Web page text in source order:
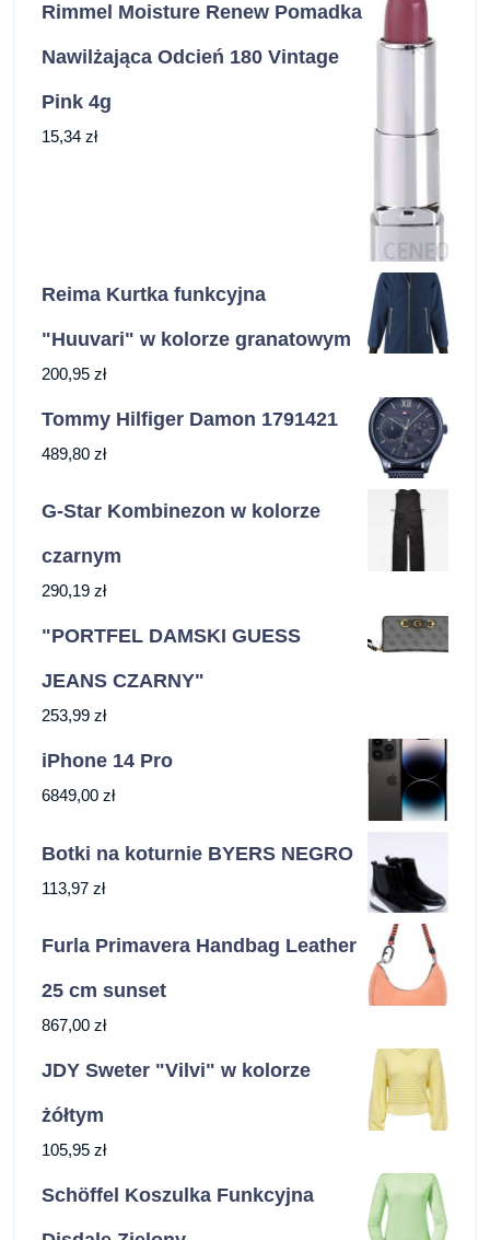
Rimmel Moisture Renew Pomadka
Nawilżająca Odcień 180 Vintage
Pink 4g
15,34 zł
Reima Kurtka funkcyjna
"Huuvari" w kolorze granatowym
200,95 zł
Tommy Hilfiger Damon 1791421
489,80 zł
G-Star Kombinezon w kolorze
czarnym
290,19 zł
"PORTFEL DAMSKI GUESS
JEANS CZARNY"
253,99 zł
iPhone 14 Pro
6849,00 zł
Botki na koturnie BYERS NEGRO
113,97 zł
Furla Primavera Handbag Leather
25 cm sunset
867,00 zł
JDY Sweter "Vilvi" w kolorze
żółtym
105,95 zł
Schöffel Koszulka Funkcyjna